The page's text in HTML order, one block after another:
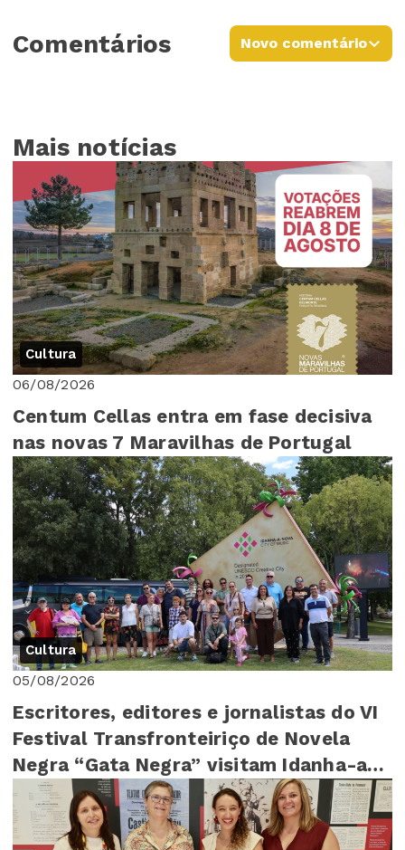
Comentários Novo comentário
Mais notícias
Cultura
06/08/2026
Centum Cellas entra em fase decisiva
nas novas 7 Maravilhas de Portugal
Cultura
05/08/2026
Escritores, editores e jornalistas do VI
Festival Transfronteiriço de Novela
Negra “Gata Negra” visitam Idanha-a-
Nova